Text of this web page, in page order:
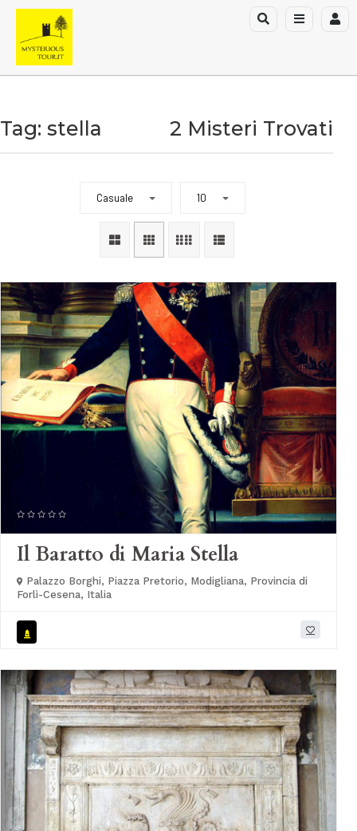
Tag: stella 2 Misteri Trovati
Casuale 10
Il Baratto di Maria Stella
Palazzo Borghi, Piazza Pretorio, Modigliana, Provincia di
Forlì-Cesena, Italia